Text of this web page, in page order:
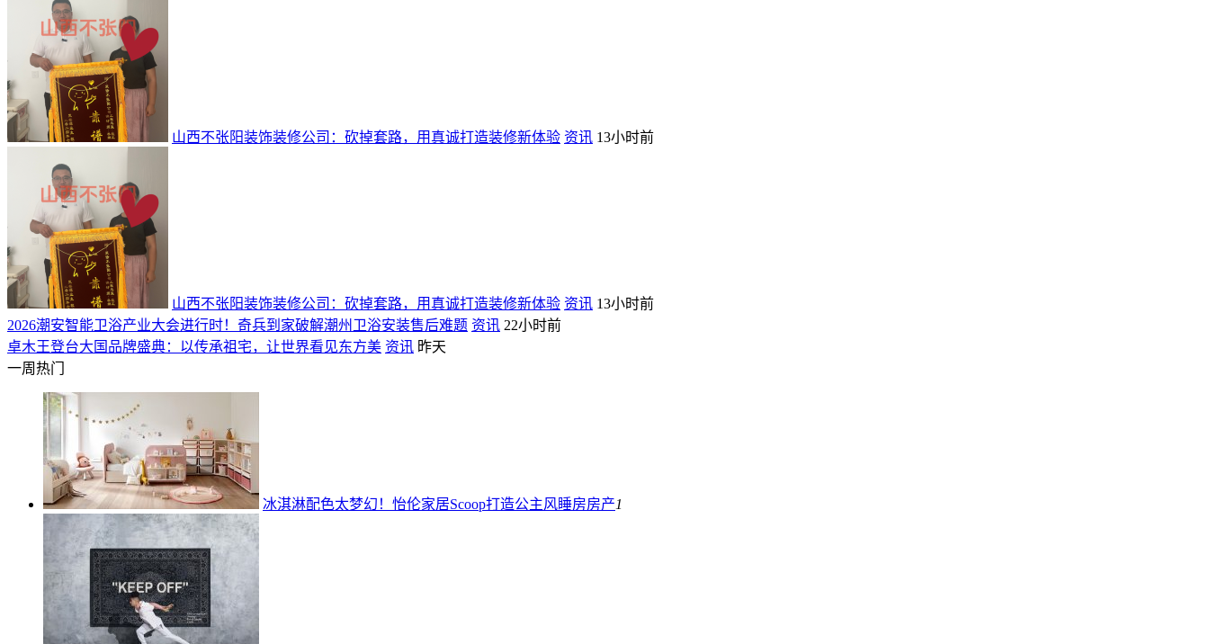
山西不张阳装饰装修公司：砍掉套路，用真诚打造装修新体验 资讯 13小时前
山西不张阳装饰装修公司：砍掉套路，用真诚打造装修新体验 资讯 13小时前
2026潮安智能卫浴产业大会进行时！奇兵到家破解潮州卫浴安装售后难题 资讯 22小时前
卓木王登台大国品牌盛典：以传承祖宅，让世界看见东方美 资讯 昨天
一周热门
冰淇淋配色太梦幻！怡伦家居Scoop打造公主风睡房房产1